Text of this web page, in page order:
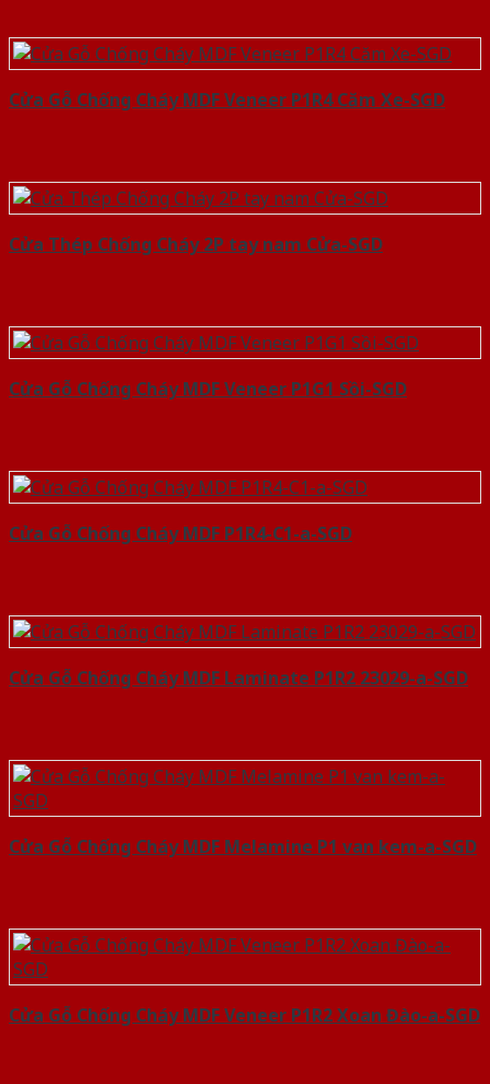
Cửa Gỗ Chống Cháy MDF Veneer P1R4 Căm Xe-SGD
Cửa Thép Chống Cháy 2P tay nam Cửa-SGD
Cửa Gỗ Chống Cháy MDF Veneer P1G1 Sồi-SGD
Cửa Gỗ Chống Cháy MDF P1R4-C1-a-SGD
Cửa Gỗ Chống Cháy MDF Laminate P1R2 23029-a-SGD
Cửa Gỗ Chống Cháy MDF Melamine P1 van kem-a-SGD
Cửa Gỗ Chống Cháy MDF Veneer P1R2 Xoan Đào-a-SGD